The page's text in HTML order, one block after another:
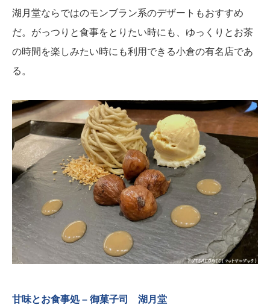
湖月堂ならではのモンブラン系のデザートもおすすめ
だ。がっつりと食事をとりたい時にも、ゆっくりとお茶
の時間を楽しみたい時にも利用できる小倉の有名店であ
る。
甘味とお食事処 – 御菓子司 湖月堂